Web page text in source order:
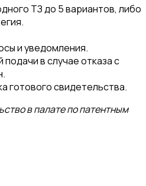
ТЗ до 5 вариантов, либо
и уведомления.
в случае отказа с
готового свидетельства.
в палате по патентным